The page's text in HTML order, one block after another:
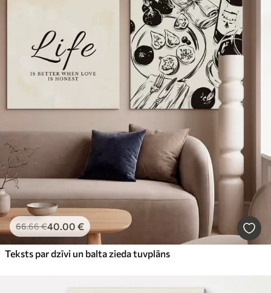
66.66€40.00 €
Teksts par dzīvi un balta zieda tuvplāns